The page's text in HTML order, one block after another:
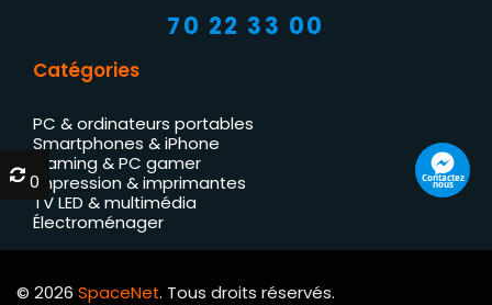
70 22 33 00
Catégories
PC & ordinateurs portables
Smartphones & iPhone
Gaming & PC gamer
Impression & imprimantes
TV LED & multimédia
Électroménager
© 2026 SpaceNet. Tous droits réservés.
Contactez
nous
0
0